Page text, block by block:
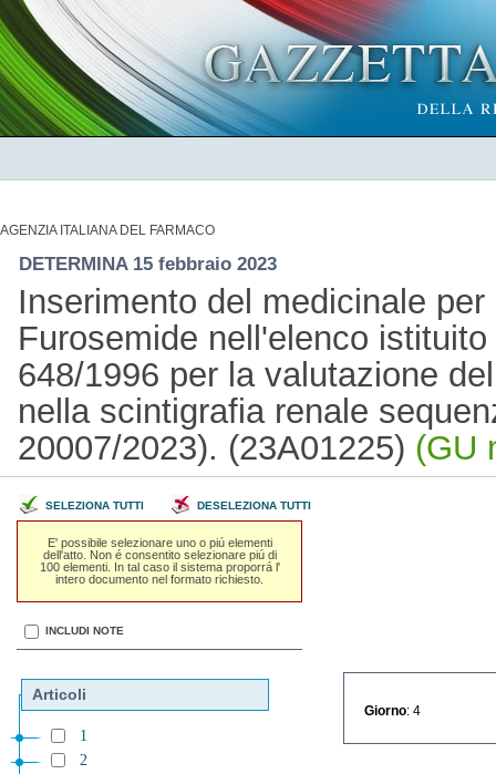
AGENZIA ITALIANA DEL FARMACO
DETERMINA 15 febbraio 2023
Inserimento del medicinale
Furosemide nell'elenco
648/1996 per la valutazione
nella scintigrafia renale
20007/2023). (23A01225) (GU
SELEZIONA TUTTI DESELEZIONA TUTTI
E' possibile selezionare uno o piú elementi
dell'atto. Non é consentito selezionare piú di
100 elementi. In tal caso il sistema proporrá l'
intero documento nel formato richiesto.
INCLUDI NOTE
Articoli
1
2
Giorno : 4